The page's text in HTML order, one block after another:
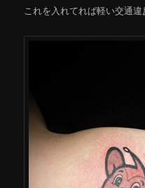
これを入れてれば軽い交通